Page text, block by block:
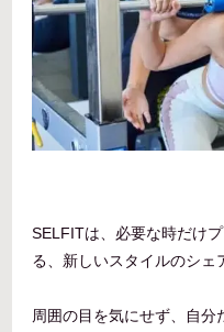
SELFITは、必要な時だけ
る、新しいスタイルのシェ
周囲の目を気にせず、自